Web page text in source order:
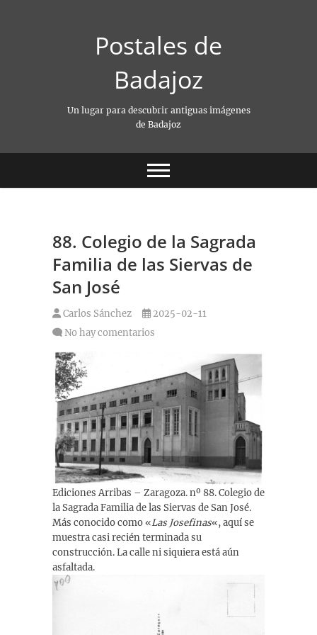
Postales de
Badajoz
Un lugar para descubrir antiguas imágenes
de Badajoz
88. Colegio de la Sagrada
Familia de las Siervas de
San José
Carlos Sánchez
2025-02-11
No hay comentarios
Ediciones Arribas – Zaragoza. nº 88. Colegio de
la Sagrada Familia de las Siervas de San José.
Más conocido como «Las Josefinas«, aquí se
muestra casi recién terminada su
construcción. La calle ni siquiera está aún
asfaltada.